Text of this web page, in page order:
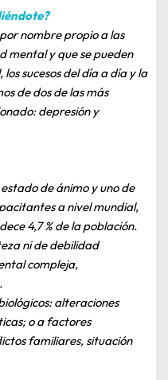
nombre propio a las
mental y que se pueden
sucesos del día a día y la
de dos de las más
depresión y
de ánimo y uno de
a nivel mundial,
4,7 % de la población.
ni de debilidad
compleja,
alteraciones
o a factores
familiares, situación